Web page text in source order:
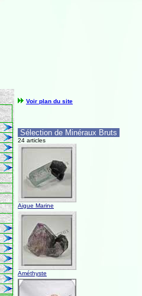
Voir plan du site
Sélection de Minéraux Bruts
24 articles
Aigue Marine
Améthyste